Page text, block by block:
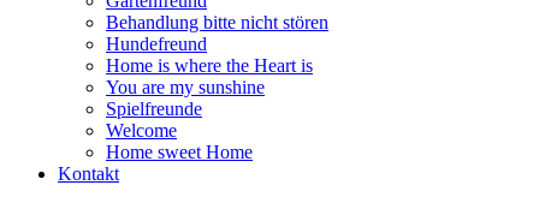
Behandlung bitte nicht stören
Hundefreund
Home is where the Heart is
You are my sunshine
Spielfreunde
Welcome
Home sweet Home
Kontakt